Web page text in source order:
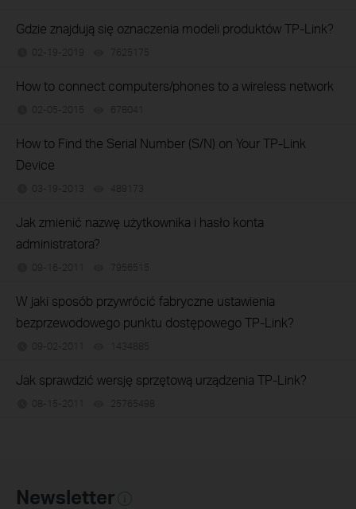
Gdzie znajdują się oznaczenia modeli produktów TP-Link?
02-19-2019 7625175
How to connect computers/phones to a wireless network
02-05-2015 678041
How to Find the Serial Number (S/N) on Your TP-Link
Device
03-19-2013 489173
Jak zmienić nazwę użytkownika i hasło konta
administratora?
09-16-2011 7956515
W jaki sposób przywrócić fabryczne ustawienia
bezprzewodowego punktu dostępowego TP-Link?
09-02-2011 1434885
Jak sprawdzić wersję sprzętową urządzenia TP-Link?
08-15-2011 25765498
Newsletter